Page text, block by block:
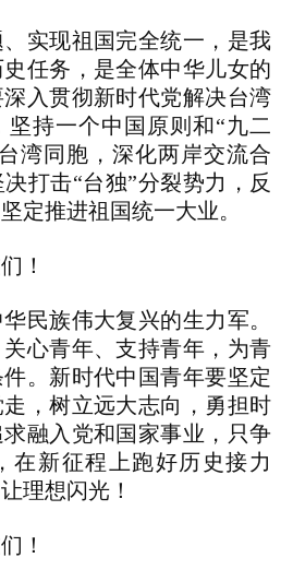
现祖国完全统一，是我
任务，是全体中华儿女的
入贯彻新时代党解决台湾
坚持一个中国原则和“九二
湾同胞，深化两岸交流合
打击“台独”分裂势力，反
定推进祖国统一大业。
！
族伟大复兴的生力军。
心青年、支持青年，为青
。新时代中国青年要坚定
，树立远大志向，勇担时
融入党和国家事业，只争
在新征程上跑好历史接力
理想闪光！
！